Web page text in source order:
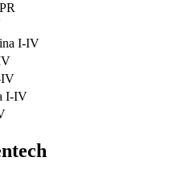
I-IV
IV
I-IV